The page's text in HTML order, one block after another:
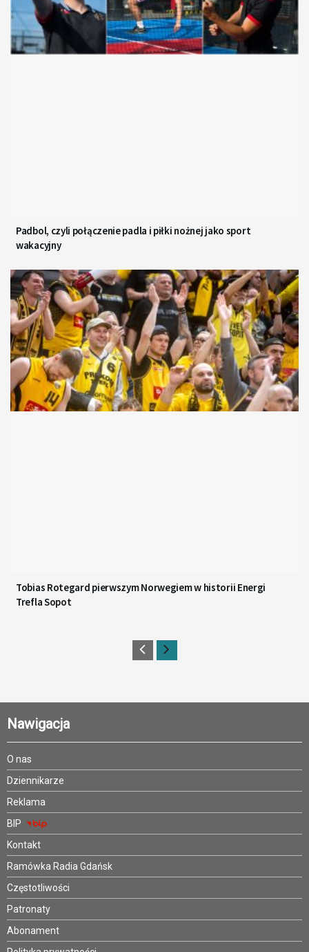
Padbol, czyli połączenie padla i piłki nożnej jako sport
wakacyjny
Tobias Rotegard pierwszym Norwegiem w historii Energi
Trefla Sopot
Nawigacja
O nas
Dziennikarze
Reklama
BIP
Kontakt
Ramówka Radia Gdańsk
Częstotliwości
Patronaty
Abonament